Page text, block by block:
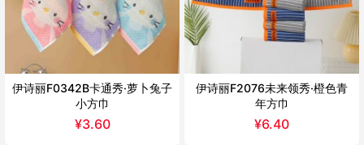
伊诗丽F0342B卡通秀·萝卜兔子
小方巾
¥3.60
伊诗丽F2076未来领秀·橙色青
年方巾
¥6.40